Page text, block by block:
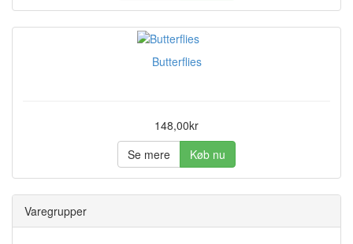
Butterflies
148,00kr
Se mere
Køb nu
Varegrupper